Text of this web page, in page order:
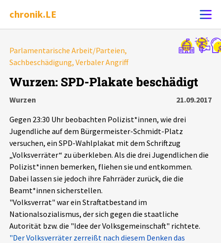
chronik.LE
Ereignis melden
Chronik
Dossiers
Leipziger Zustände
Schlaglichter
Phänomene
Aktuelles
Parlamentarische Arbeit/Parteien,
Sachbeschädigung, Verbaler Angriff
Wurzen: SPD-Plakate beschädigt
Wurzen
21.09.2017
Gegen 23:30 Uhr beobachten Polizist*innen, wie drei
Jugendliche auf dem Bürgermeister-Schmidt-Platz
versuchen, ein SPD-Wahlplakat mit dem Schriftzug
„Volksverräter“ zu überkleben. Als die drei Jugendlichen die
Polizist*innen bemerken, fliehen sie und entkommen.
Dabei lassen sie jedoch ihre Fahrräder zurück, die die
Beamt*innen sicherstellen.
"Volksverrat" war ein Straftatbestand im
Nationalsozialismus, der sich gegen die staatliche
Autorität bzw. die "Idee der Volksgemeinschaft" richtete.
"Der Volksverräter zerreißt nach diesem Denken das
Alle Ereignisse
7502Ereignisse
Exportieren Filter Erklärungen